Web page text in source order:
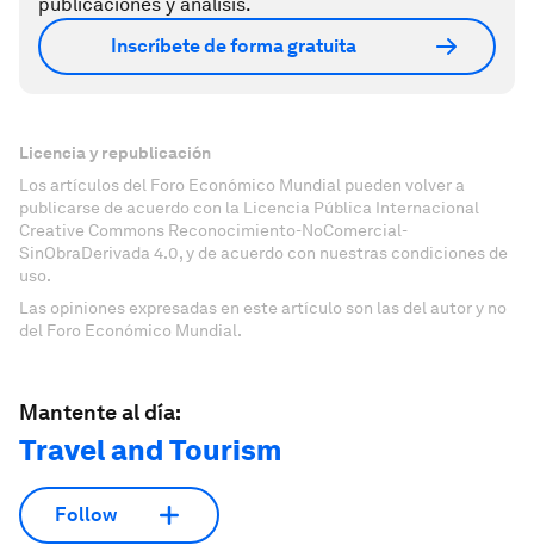
Inscríbete de forma gratuita
Licencia y republicación
Los artículos del Foro Económico Mundial pueden volver a
publicarse de acuerdo con la Licencia Pública Internacional
Creative Commons Reconocimiento-NoComercial-
SinObraDerivada 4.0, y de acuerdo con nuestras condiciones de
uso.
Las opiniones expresadas en este artículo son las del autor y no
del Foro Económico Mundial.
Mantente al día:
Travel and Tourism
Follow